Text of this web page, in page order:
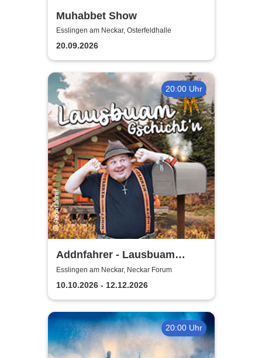
Muhabbet Show
Esslingen am Neckar, Osterfeldhalle
20.09.2026
20:00 Uhr
Addnfahrer - Lausbuam
Gschicht'n
Esslingen am Neckar, Neckar Forum
10.10.2026 - 12.12.2026
20:00 Uhr